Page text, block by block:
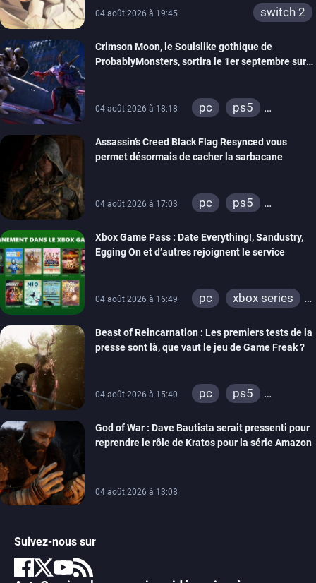
04 août 2026 à 19:45 switch 2
Crimson Moon, le Soulslike gothique de
ProbablyMonsters, sortira le 1er septembre sur
04 août 2026 à 18:18 pc
ps5
Assassin’s Creed Black Flag Resynced vous
permet désormais de cacher la sarbacane
04 août 2026 à 17:03 pc
ps5
Xbox Game Pass : Date Everything!, Sandustry,
Egging On et d’autres rejoignent le service
04 août 2026 à 16:49 pc
xbox series
Beast of Reincarnation : Les premiers tests de la
presse sont là, que vaut le jeu de Game Freak ?
04 août 2026 à 15:40 pc
ps5
God of War : Dave Bautista serait pressenti pour
reprendre le rôle de Kratos pour la série Amazon
04 août 2026 à 13:08
Suivez-nous sur